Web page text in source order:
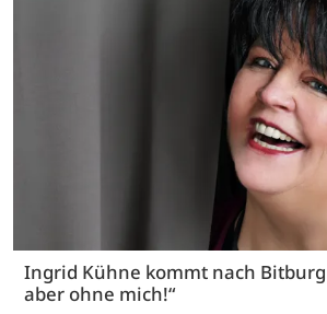
Ingrid Kühne kommt nach Bitburg
aber ohne mich!“